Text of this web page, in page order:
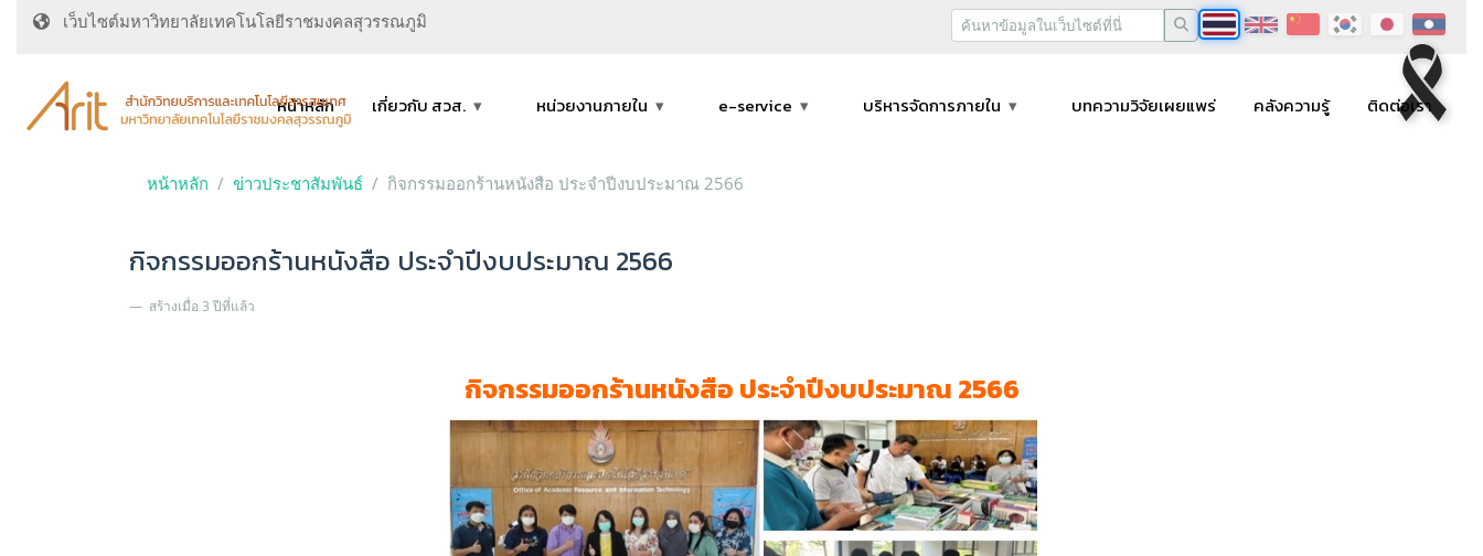
เว็บไซต์มหาวิทยาลัยเทคโนโลยีราชมงคลสุวรรณภูมิ
หน้าหลัก เกี่ยวกับ สวส. หน่วยงานภายใน e-service บริหารจัดการภายใน บทความวิจัยเผยแพร่ คลังความรู้ ติดต่อเรา
หน้าหลัก ข่าวประชาสัมพันธ์ กิจกรรมออกร้านหนังสือ ประจำปีงบประมาณ 2566
กิจกรรมออกร้านหนังสือ ประจำปีงบประมาณ 2566
สร้างเมื่อ 3 ปีที่แล้ว
กิจกรรมออกร้านหนังสือ ประจำปีงบประมาณ 2566